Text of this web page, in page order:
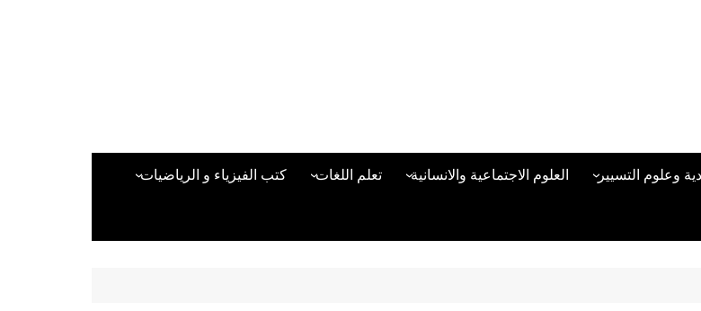
وعلوم التسيير
البشرية
العلوم الاجتماعية والانسانية تعلم اللغات
تعلم اللغة التركية
كتب الفيزياء و الرياضيات
كتب لغات البرمجة